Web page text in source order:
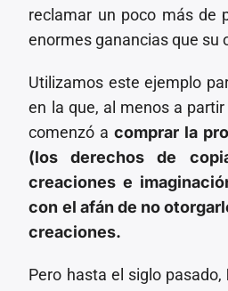
reclamar un poco más de
enormes ganancias que su
Utilizamos este ejemplo
en la que, al menos a
comenzó acomprar la
(los derechos de
creaciones e
con el afán de no
creaciones.
Pero hasta el siglo pasado,